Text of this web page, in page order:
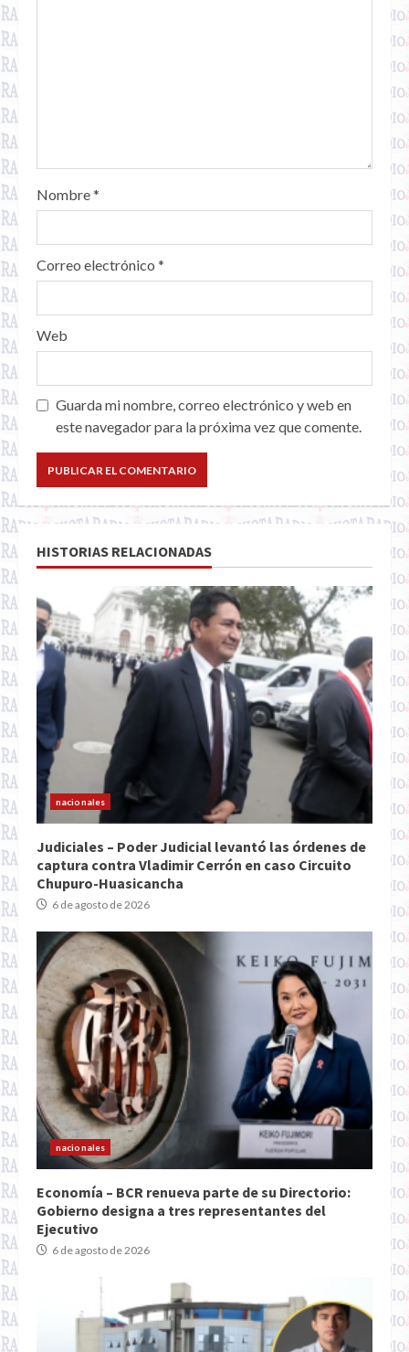
Nombre*
Correo electrónico *
Web
Guarda mi nombre, correo electrónico y web en
este navegador para la próxima vez que comente.
HISTORIAS RELACIONADAS
nacionales
Judiciales – Poder Judicial levantó las órdenes de
captura contra Vladimir Cerrón en caso Circuito
Chupuro-Huasicancha
6 de agosto de 2026
nacionales
Economía – BCR renueva parte de su Directorio:
Gobierno designa a tres representantes del
Ejecutivo
6 de agosto de 2026